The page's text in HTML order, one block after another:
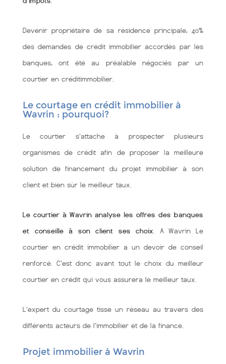
Devenir propriétaire de sa résidence principale, 40%
des demandes de crédit immobilier accordés par les
banques, ont été au préalable négociés par un
courtier en créditimmobilier.
Le courtage en crédit immobilier à
Wavrin : pourquoi?
Le courtier s'attache à prospecter plusieurs
organismes de crédit afin de proposer la meilleure
solution de financement du projet immobilier à son
client et bien sùr le meilleur taux.
Le courtier à Wavrin analyse les offres des banques
et conseille à son client ses choix . A Wavrin Le
courtier en crédit immobilier a un devoir de conseil
renforcé. C'est donc avant tout le choix du meilleur
courtier en crédit qui vous assurera le meilleur taux.
L'expert du courtage tisse un réseau au travers des
différents acteurs de l'immobilier et de la finance.
Projet immobilier à Wavrin